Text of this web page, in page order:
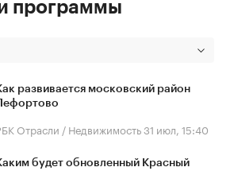
программы
развивается московский район
Отрасли / Недвижимость31 июл, 15:40
будет обновленный Красный